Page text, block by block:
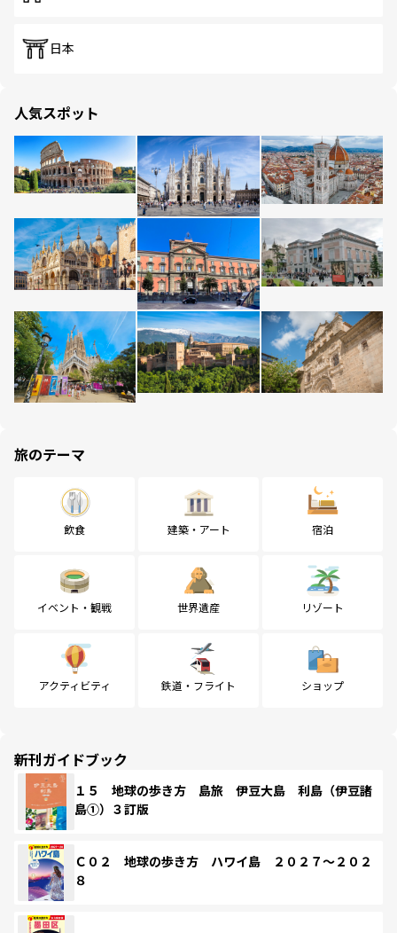
日本
人気スポット
旅のテーマ
飲食 建築・アート 宿泊
イベント・観戦 世界遺産 リゾート
アクティビティ 鉄道・フライト ショップ
新刊ガイドブック
１５ 地球の歩き方 島旅 伊豆大島 利島（伊豆諸
島①）３訂版
Ｃ０２ 地球の歩き方 ハワイ島 ２０２７～２０２
８